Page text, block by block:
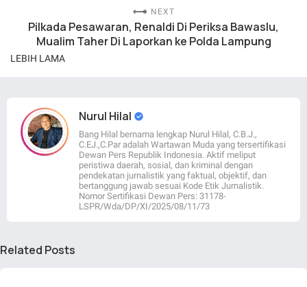
NEXT
Pilkada Pesawaran, Renaldi Di Periksa Bawaslu,
Mualim Taher Di Laporkan ke Polda Lampung
LEBIH LAMA
Nurul Hilal
Bang Hilal bernama lengkap Nurul Hilal, C.B.J.,
C.EJ.,C.Par adalah Wartawan Muda yang tersertifikasi
Dewan Pers Republik Indonesia. Aktif meliput
peristiwa daerah, sosial, dan kriminal dengan
pendekatan jurnalistik yang faktual, objektif, dan
bertanggung jawab sesuai Kode Etik Jurnalistik.
Nomor Sertifikasi Dewan Pers: 31178-
LSPR/Wda/DP/XI/2025/08/11/73
Related Posts